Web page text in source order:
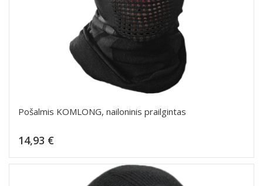
Pošalmis KOMLONG, nailoninis prailgintas
14,93 €